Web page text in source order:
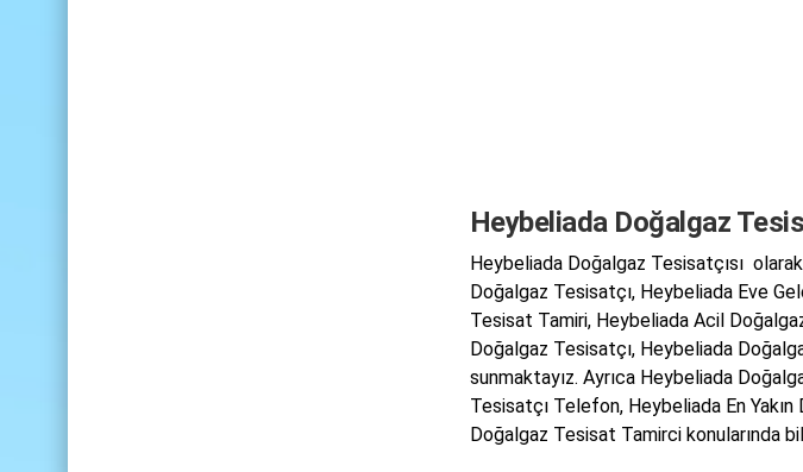
Heybeliada Doğalgaz
Heybeliada Doğalgaz Tesisatçısı
Doğalgaz Tesisatçı, Heybeliada Eve
Tesisat Tamiri, Heybeliada Acil
Doğalgaz Tesisatçı, Heybeliada
sunmaktayız. Ayrıca Heybeliada
Tesisatçı Telefon, Heybeliada En
Doğalgaz Tesisat Tamirci konularında